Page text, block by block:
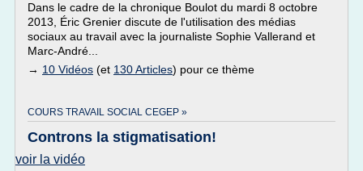
Dans le cadre de la chronique Boulot du mardi 8 octobre
2013, Éric Grenier discute de l'utilisation des médias
sociaux au travail avec la journaliste Sophie Vallerand et
Marc-André...
→ 10 Vidéos (et 130 Articles) pour ce thème
COURS TRAVAIL SOCIAL CEGEP »
Controns la stigmatisation!
voir la vidéo